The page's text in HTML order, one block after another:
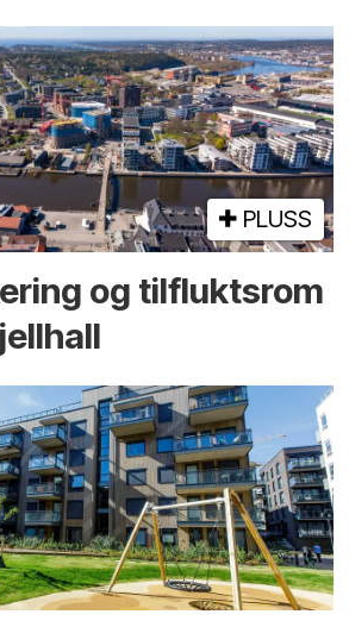
PLUSS
og tilflukts­rom